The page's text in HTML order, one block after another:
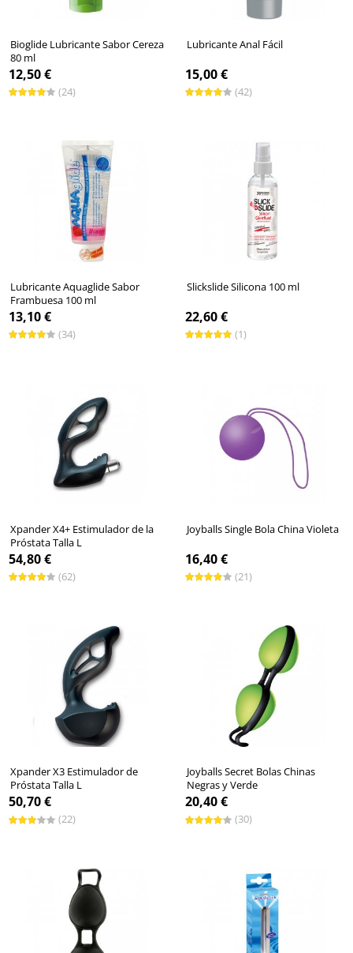
Bioglide Lubricante Sabor Cereza
80 ml
12,50 €
(24)
Lubricante Anal Fácil
15,00 €
(42)
Lubricante Aquaglide Sabor
Frambuesa 100 ml
13,10 €
(34)
Slickslide Silicona 100 ml
22,60 €
(1)
Xpander X4+ Estimulador de la
Próstata Talla L
54,80 €
(62)
Joyballs Single Bola China Violeta
16,40 €
(21)
Xpander X3 Estimulador de
Próstata Talla L
50,70 €
(22)
Joyballs Secret Bolas Chinas
Negras y Verde
20,40 €
(30)